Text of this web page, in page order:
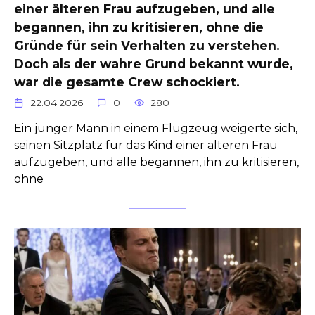
einer älteren Frau aufzugeben, und alle
begannen, ihn zu kritisieren, ohne die
Gründe für sein Verhalten zu verstehen.
Doch als der wahre Grund bekannt wurde,
war die gesamte Crew schockiert.
22.04.2026 0 280
Ein junger Mann in einem Flugzeug weigerte sich,
seinen Sitzplatz für das Kind einer älteren Frau
aufzugeben, und alle begannen, ihn zu kritisieren,
ohne